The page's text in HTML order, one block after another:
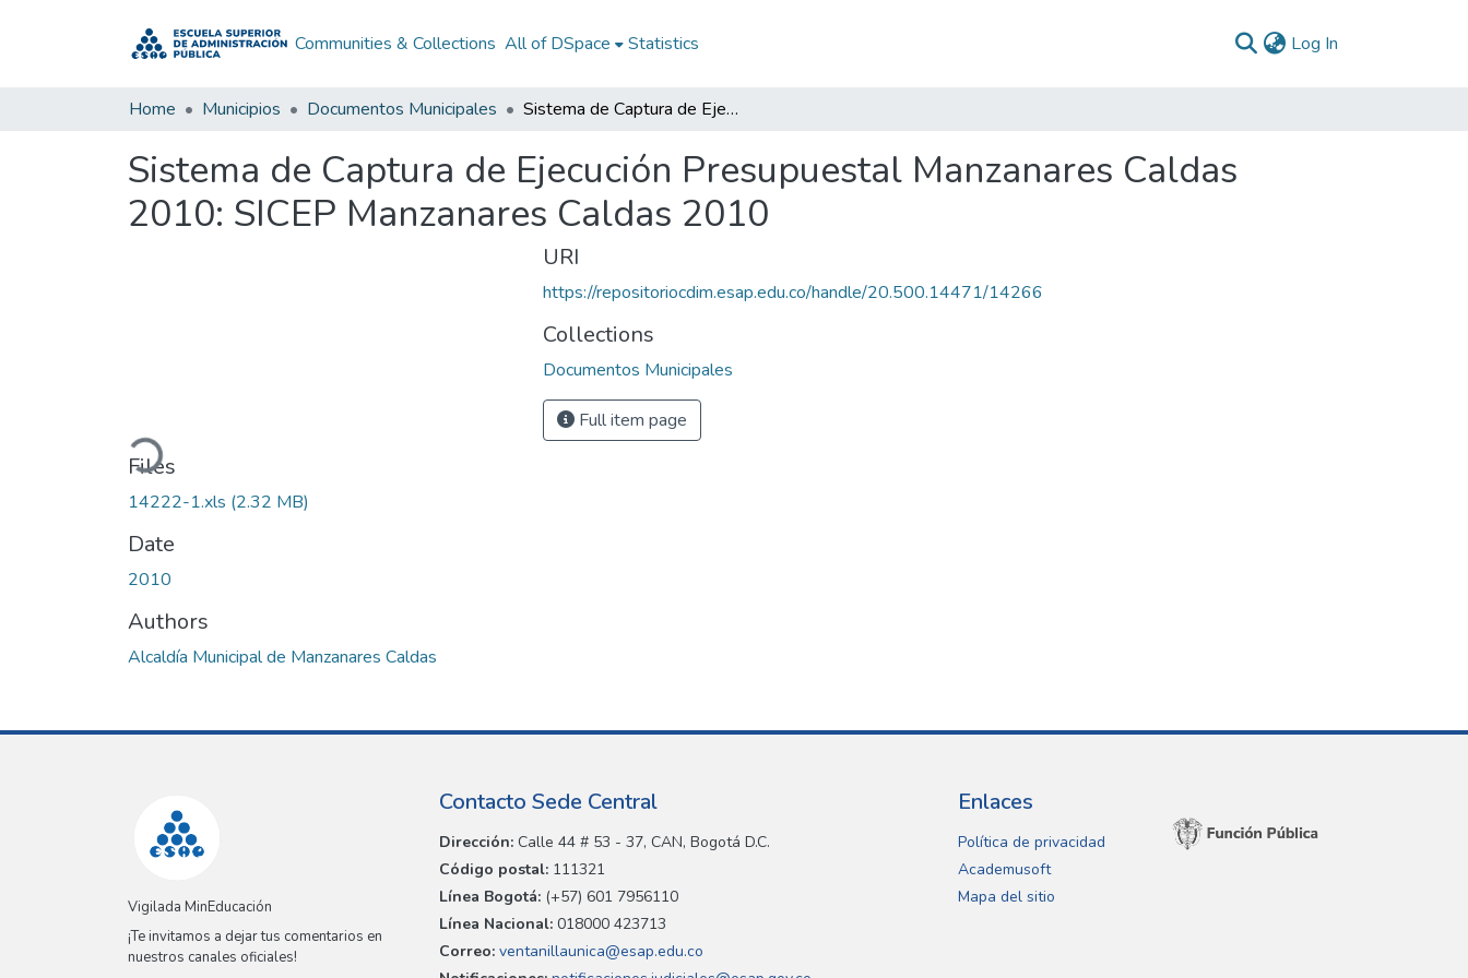
Communities & Collections All of DSpace Statistics Log In
Home Municipios Documentos Municipales Sistema de Captura de Ejecución Presupuestal Manzanares Caldas 2010: SICEP Manzanares Caldas 2010
Sistema de Captura de Ejecución Presupuestal Manzanares Caldas
2010: SICEP Manzanares Caldas 2010
Loading...
Files
14222-1.xls (2.32 MB)
Date
2010
Authors
Alcaldía Municipal de Manzanares Caldas
URI
https://repositoriocdim.esap.edu.co/handle/20.500.14471/14266
Collections
Documentos Municipales
Full item page
Vigilada MinEducación
¡Te invitamos a dejar tus comentarios en
nuestros canales oficiales!
Contacto Sede Central
Dirección: Calle 44 # 53 - 37, CAN, Bogotá D.C.
Código postal: 111321
Línea Bogotá: (+57) 601 7956110
Línea Nacional: 018000 423713
Correo: ventanillaunica@esap.edu.co
Enlaces
Política de privacidad
Academusoft
Mapa del sitio